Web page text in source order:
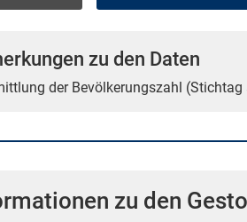
zu den Daten
der Bevölkerungszahl
zu den